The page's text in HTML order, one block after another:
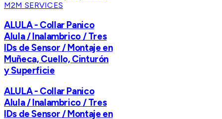
M2M SERVICES
ALULA - Collar Panico
Alula / Inalambrico / Tres
IDs de Sensor / Montaje en
Muñeca, Cuello, Cinturón
y Superficie
ALULA - Collar Panico
Alula / Inalambrico / Tres
IDs de Sensor / Montaje en